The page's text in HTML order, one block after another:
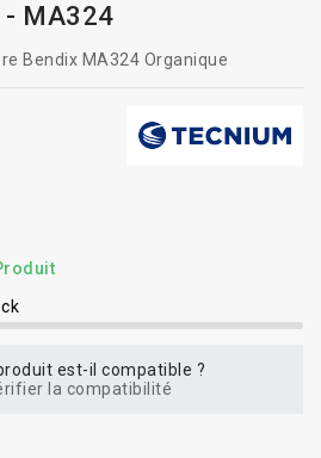
- MA324
Bendix MA324 Organique
est-il compatible ?
la compatibilité